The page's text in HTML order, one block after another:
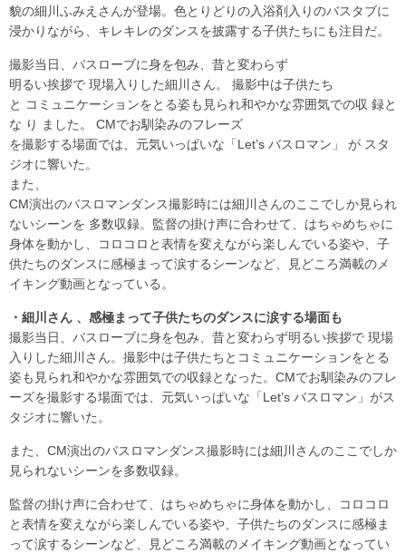
貌の細川ふみえさんが登場。色とりどりの入浴剤入りのバスタブに
浸かりながら、キレキレのダンスを披露する子供たちにも注目だ。
撮影当日、バスローブに身を包み、昔と変わらず
明るい挨拶で 現場入りした細川さん。 撮影中は子供たち
と コミュニケーションをとる姿も見られ和やかな雰囲気での収 録と
な り ました。 CMでお馴染みのフレーズ
を撮影する場面では、元気いっぱいな「Let’s バスロマン」 が スタ
ジオに響いた。
また、
CM演出のバスロマンダンス撮影時には細川さんのここでしか見られ
ないシーンを 多数収録。監督の掛け声に合わせて、はちゃめちゃに
身体を動かし、コロコロと表情を変えながら楽しんでいる姿や、子
供たちのダンスに感極まって涙するシーンなど、見どころ満載のメ
イキング動画となっている。
・細川さん 、感極まって子供たちのダンスに涙する場面も
撮影当日、バスローブに身を包み、昔と変わらず明るい挨拶で 現場
入りした細川さん。撮影中は子供たちとコミュニケーションをとる
姿も見られ和やかな雰囲気での収録となった。CMでお馴染みのフレ
ーズを撮影する場面では、元気いっぱいな「Let’s バスロマン」がス
タジオに響いた。
また、CM演出のバスロマンダンス撮影時には細川さんのここでしか
見られないシーンを多数収録。
監督の掛け声に合わせて、はちゃめちゃに身体を動かし、コロコロ
と表情を変えながら楽しんでいる姿や、子供たちのダンスに感極ま
って涙するシーンなど、見どころ満載のメイキング動画となってい